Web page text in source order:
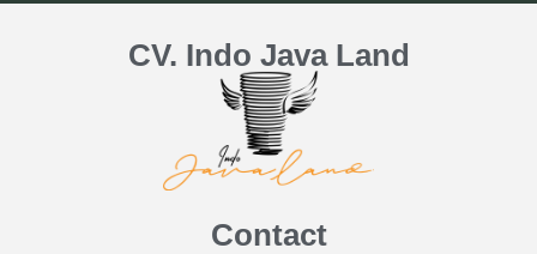
CV. Indo Java Land
Contact